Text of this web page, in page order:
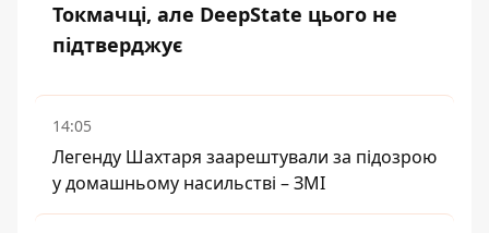
Токмачці, але DeepState цього не
підтверджує
14:05
Легенду Шахтаря заарештували за підозрою
у домашньому насильстві – ЗМІ